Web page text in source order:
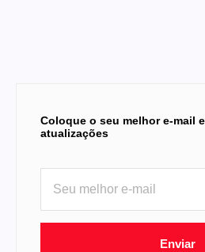
Coloque o seu melhor e-mail
atualizações
Enviar